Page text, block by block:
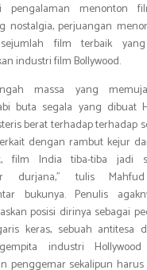
pengalaman menonton
nostalgia, perjuangan
film terbaik
industri film Bollywood.
massa yang
buta segala yang dibuat
berat terhadap terhadap
dengan rambut kejur
film India tiba-tiba jadi
durjana,” tulis
bukunya. Penulis
posisi dirinya sebagai
keras, sebuah antitesa
gempita industri
penggemar sekalipun harus